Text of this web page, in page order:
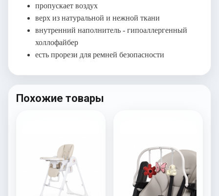
пропускает воздух
верх из натуральной и нежной ткани
внутренний наполнитель - гипоаллергенный
холлофайбер
есть прорези для ремней безопасности
Похожие товары